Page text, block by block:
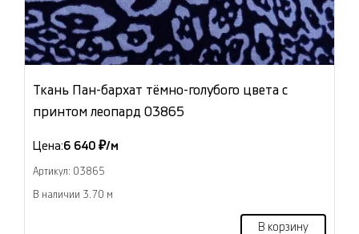
Ткань Пан-бархат тёмно-голубого цвета с
принтом леопард 03865
Цена:6 640 ₽/м
Артикул: 03865
В наличии 3.70 м
В корзину